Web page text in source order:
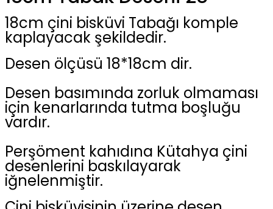
18cm çini bisküvi Tabağı komple
kaplayacak şekildedir.
Desen ölçüsü 18*18cm dir.
Desen basımında zorluk olmaması
için kenarlarında tutma boşluğu
vardır.
Perşöment kahıdına Kütahya çini
desenlerini baskılayarak
iğnelenmiştir.